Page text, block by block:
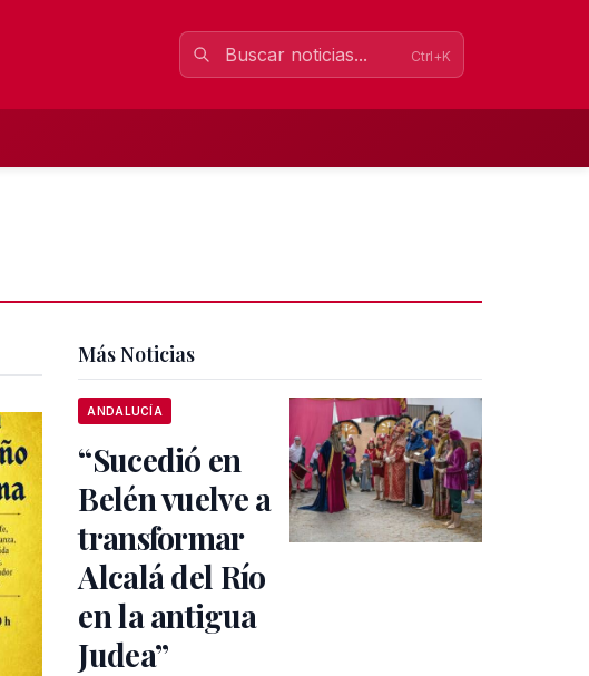
Ctrl+K
Más Noticias
ANDALUCÍA
“Sucedió en
Belén vuelve a
transformar
Alcalá del Río
en la antigua
Judea”